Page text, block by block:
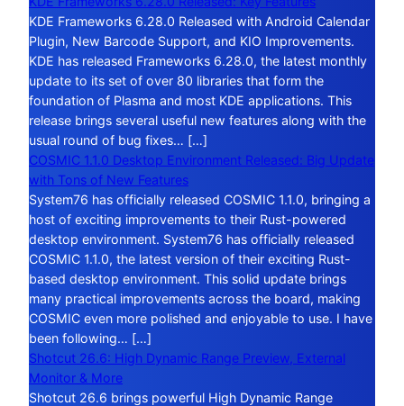
KDE Frameworks 6.28.0 Released with Android Calendar
Plugin, New Barcode Support, and KIO Improvements.
KDE has released Frameworks 6.28.0, the latest monthly
update to its set of over 80 libraries that form the
foundation of Plasma and most KDE applications. This
release brings several useful new features along with the
usual round of bug fixes… […]
COSMIC 1.1.0 Desktop Environment Released: Big Update
with Tons of New Features
System76 has officially released COSMIC 1.1.0, bringing a
host of exciting improvements to their Rust-powered
desktop environment. System76 has officially released
COSMIC 1.1.0, the latest version of their exciting Rust-
based desktop environment. This solid update brings
many practical improvements across the board, making
COSMIC even more polished and enjoyable to use. I have
been following… […]
Shotcut 26.6: High Dynamic Range Preview, External
Monitor & More
Shotcut 26.6 brings powerful High Dynamic Range